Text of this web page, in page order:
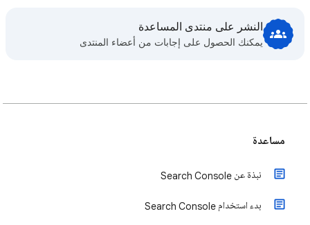
النشر على منتدى المساعدة
يمكنك الحصول على إجابات من أعضاء المنتدى
مساعدة
نبذة عن Search Console
بدء استخدام Search Console